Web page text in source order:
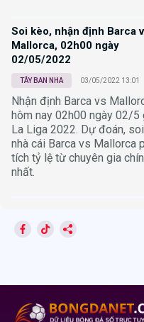
Soi kèo, nhận định Barca
Mallorca, 02h00 ngày
02/05/2022
TÂY BAN NHA 03/05/2022 13:01
Nhận định Barca vs
hôm nay 02h00 ngày 02/5
La Liga 2022. Dự đoán,
nhà cái Barca vs Mallorca
tích tỷ lệ từ chuyên gia
nhất.